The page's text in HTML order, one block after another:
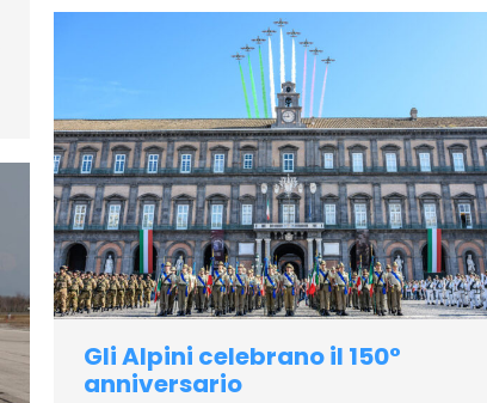
Gli Alpini celebrano il 150°
anniversario